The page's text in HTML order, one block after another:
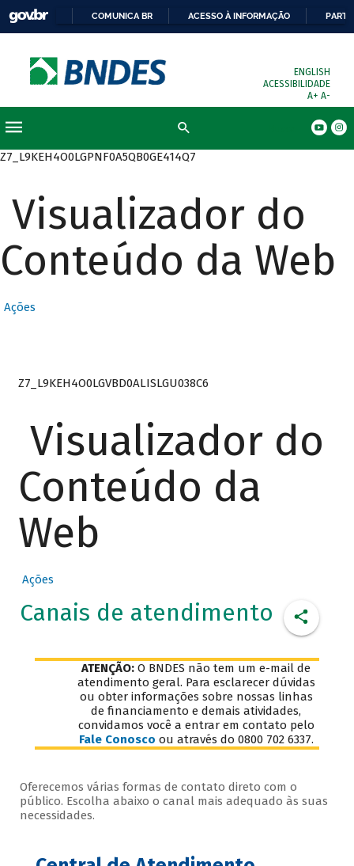
COMUNICA BR ACESSO À INFORMAÇÃO
ENGLISH
ACESSIBILIDADE
A+ A-
Z7_L9KEH4O0LGPNF0A5QB0GE414Q7
Visualizador do
Conteúdo da Web
Ações
Z7_L9KEH4O0LGVBD0ALISLGU038C6
Visualizador do
Conteúdo da
Web
Ações
Canais de atendimento
ATENÇÃO: O BNDES não tem um e-mail de
atendimento geral. Para esclarecer dúvidas
ou obter informações sobre nossas linhas
de financiamento e demais atividades,
convidamos você a entrar em contato pelo
Fale Conosco ou através do 0800 702 6337.
Oferecemos várias formas de contato direto com o
público. Escolha abaixo o canal mais adequado às suas
necessidades.